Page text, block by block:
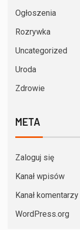
Ogłoszenia
Rozrywka
Uncategorized
Uroda
Zdrowie
META
Zaloguj się
Kanał wpisów
Kanał komentarzy
WordPress.org